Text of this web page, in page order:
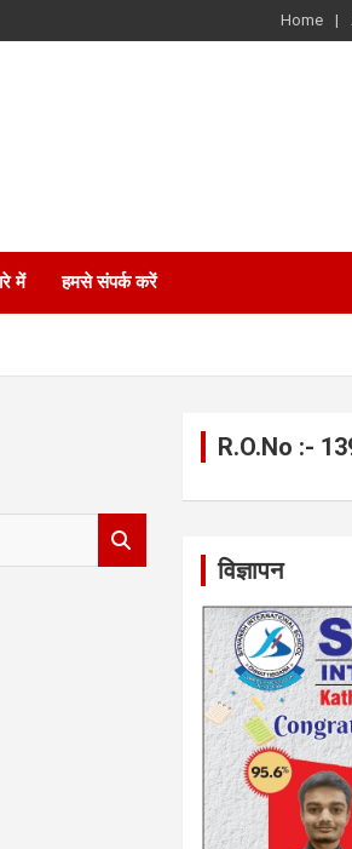
Home
में हमसे संपर्क करें
R.O.No :-
विज्ञापन